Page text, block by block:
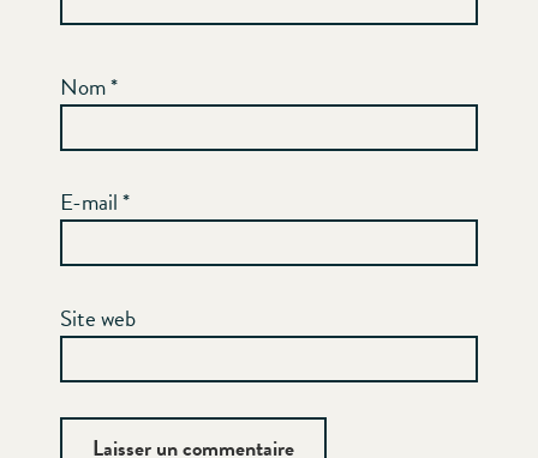
Nom*
E-mail*
Site web